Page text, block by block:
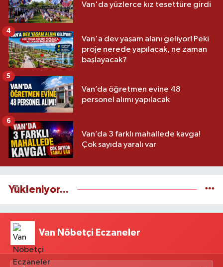
Van'da yüzlerce kız tesettüre girdi
Van'a dev yaşam alanı geliyor! Peki
proje nerede yapılacak, ne zaman
başlayacak?
4
Van’da öğretmen evine 48
personel alımı yapılacak
5
Van’da 3 farklı mahallede kavga!
Çok sayıda yaralı var
6
Yükleniyor...
Van Nöbetçi Eczaneler